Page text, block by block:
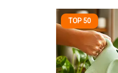
TOP 50